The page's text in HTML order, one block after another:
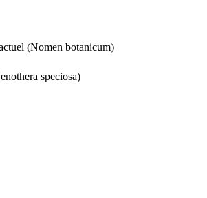
(Nomen botanicum)
speciosa)